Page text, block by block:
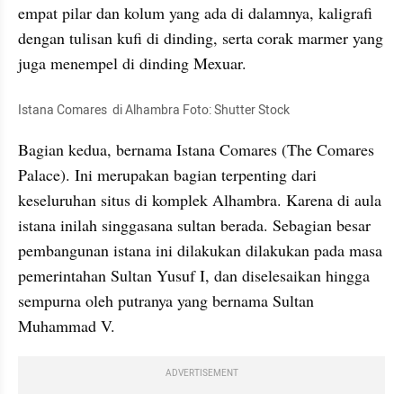
empat pilar dan kolum yang ada di dalamnya, kaligrafi
dengan tulisan kufi di dinding, serta corak marmer yang
juga menempel di dinding Mexuar.
Istana Comares  di Alhambra Foto: Shutter Stock
Bagian kedua, bernama Istana Comares (The Comares
Palace). Ini merupakan bagian terpenting dari
keseluruhan situs di komplek Alhambra. Karena di aula
istana inilah singgasana sultan berada. Sebagian besar
pembangunan istana ini dilakukan dilakukan pada masa
pemerintahan Sultan Yusuf I, dan diselesaikan hingga
sempurna oleh putranya yang bernama Sultan
Muhammad V.
ADVERTISEMENT